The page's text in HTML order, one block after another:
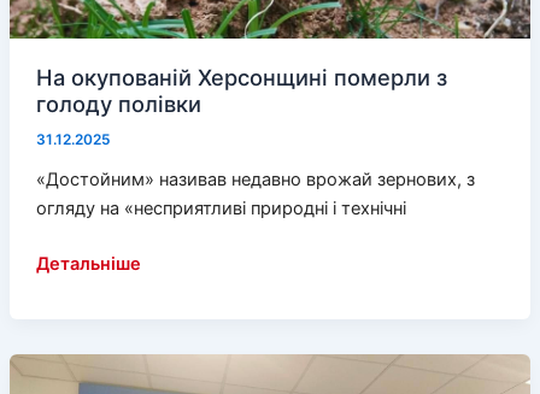
На окупованій Херсонщині померли з
голоду полівки
31.12.2025
«Достойним» називав недавно врожай зернових, з
огляду на «несприятливі природні і технічні
На
померли
з
Детальніше